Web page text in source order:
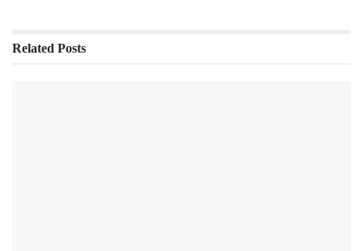
Related Posts